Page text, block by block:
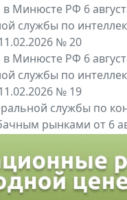
Минюсте РФ 6
службы по
№ 20
Минюсте РФ 6
службы по
№ 19
службы по
рынками от 6
и